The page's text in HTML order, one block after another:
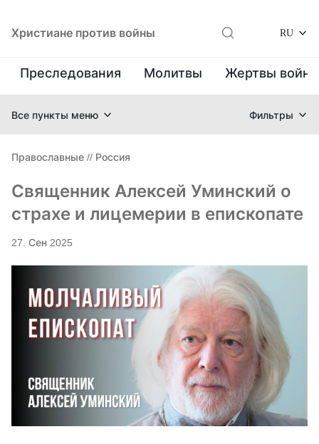
Христиане против войны RU
Преследования Молитвы Жертвы
Все пункты меню Фильтры
Православные // Россия
Священник Алексей Уминский о
страхе и лицемерии в епископате
27. Сен 2025